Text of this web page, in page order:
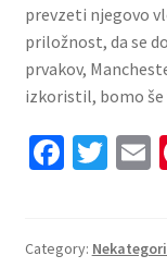
prevzeti njegovo
priložnost, da se
prvakov,
izkoristil, bomo še
Fa
o
T
er l
Category: